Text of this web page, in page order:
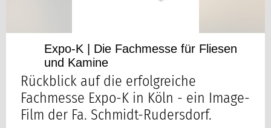
Expo-K | Die Fachmesse für Fliesen
und Kamine
Rückblick auf die erfolgreiche
Fachmesse Expo-K in Köln - ein Image-
Film der Fa. Schmidt-Rudersdorf.